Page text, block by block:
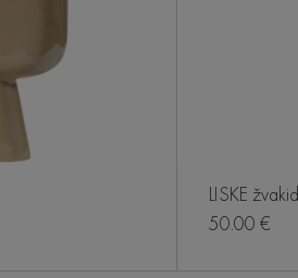
LISKE
50.00 €